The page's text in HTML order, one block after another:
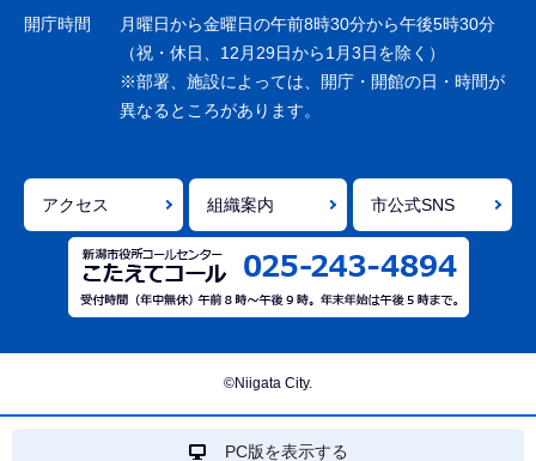
ョ
で
開庁時間
月曜日から金曜日の午前8時30分から午後5時30分
（祝・休日、12月29日から1月3日を除く）
※部署、施設によっては、開庁・開館の日・時間が
異なるところがあります。
アクセス 組織案内 市公式SNS
©Niigata City.
PC版を表示する